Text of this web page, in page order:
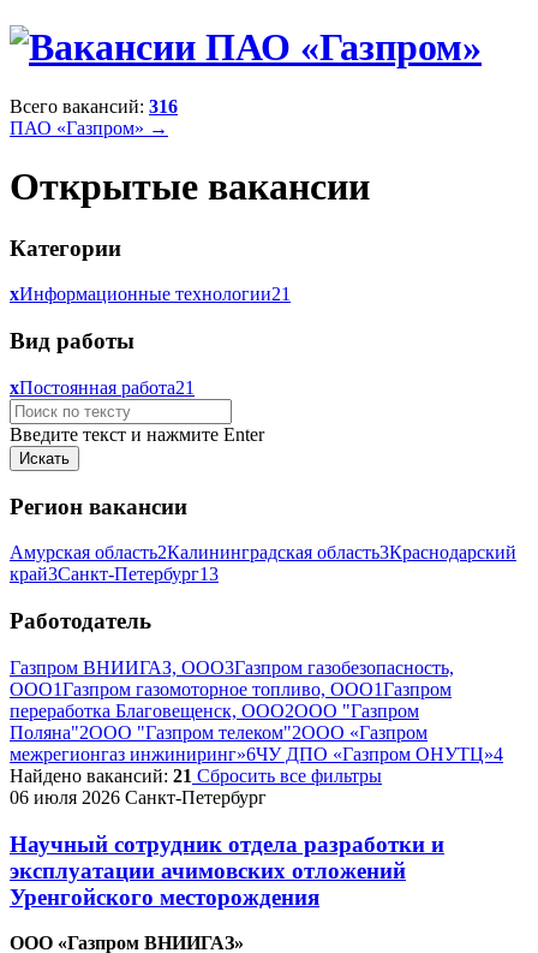
Всего вакансий: 316
ПАО «Газпром» →
Открытые вакансии
Категории
xИнформационные технологии21
Вид работы
xПостоянная работа21
Введите текст и нажмите Enter
Регион вакансии
Амурская область2Калининградская область3Краснодарский
край3Санкт-Петербург13
Работодатель
Газпром ВНИИГАЗ, ООО3Газпром газобезопасность,
ООО1Газпром газомоторное топливо, ООО1Газпром
переработка Благовещенск, ООО2ООО "Газпром
Поляна"2ООО "Газпром телеком"2ООО «Газпром
межрегионгаз инжиниринг»6ЧУ ДПО «Газпром ОНУТЦ»4
Найдено вакансий: 21 Сбросить все фильтры
06 июля 2026 Санкт-Петербург
Научный сотрудник отдела разработки и
эксплуатации ачимовских отложений
Уренгойского месторождения
ООО «Газпром ВНИИГАЗ»